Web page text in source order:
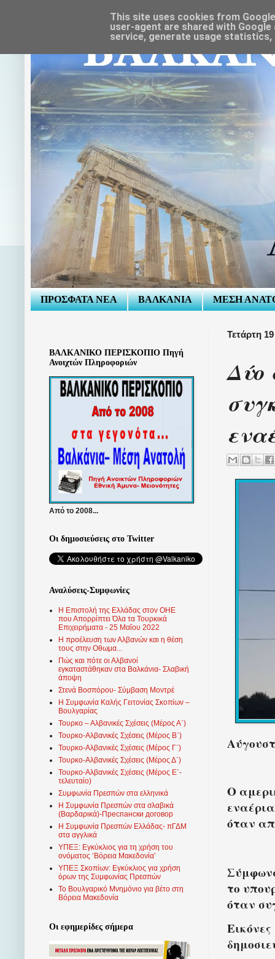
ΠΡΟΣΦΑΤΑ ΝΕΑ ΒΑΛΚΑΝΙΑ ΜΕΣΗ
Τετάρτη
Δύο
Ο
όταν
το
όταν
ΒΑΛΚΑΝΙΚΟ ΠΕΡΙΣΚΟΠΙΟ Πηγή
Ανοιχτών Πληροφοριών
Από το 2008...
Οι δημοσιεύσεις στο Twitter
Αναλύσεις-Συμφωνίες
Η Επιστολή της Ελλάδας στον ΟΗΕ
που Απορρίπτει Όλα τα Τουρκικά
Επιχειρήματα - 25 Μαΐου 2022
Η προέλευση των Αλβανών και η θέση
τους στην Οθωμα...
Πώς και πότε οι Αλβανοί
εγκαταστάθηκαν στα Βαλκάνια- Σλαβική
άποψη
Στενά Βοσπόρου- Σύμβαση Μοντρέ
Η Συμφωνία Καλής Γειτονίας Σκοπίων –
Βουλγαρίας
Τουρκο – Αλβανικές Σχέσεις (Mέρος Α΄)
Τουρκο-Αλβανικές Σχέσεις (Μέρος Β΄)
Τουρκο-Αλβανικές Σχέσεις (Μέρος Γ΄)
Τουρκο-Αλβανικές Σχέσεις (Μέρος Δ΄)
Τουρκο-Αλβανικές Σχέσεις (Μέρος Ε΄-
τελευταίο)
Συμφωνία Πρεσπών στα ελληνικά
Η Συμφωνία Πρεσπών στα σλαβικά
(Βαρδαρικά)-Преспански договор
Η Συμφωνία Πρεσπών Ελλάδας- πΓΔΜ
στα αγγλικά
ΥΠΕΞ: Εγκύκλιος για τη χρήση του
ονόματος ‘Βόρεια Μακεδονία’
ΥΠΕΞ Σκοπίων: Εγκύκλιος για χρήση
όρων της Συμφωνίας Πρεσπών
Το Βουλγαρικό Μνημόνιο για βέτο στη
Βόρεια Μακεδονία
Οι εφημερίδες σήμερα
This site uses cookies from
user-agent are shared with
service, generate usage statistics,